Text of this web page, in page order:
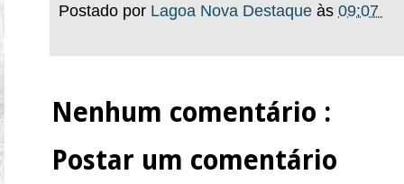
Postado por Lagoa Nova Destaque às 09:07
Nenhum comentário :
Postar um comentário